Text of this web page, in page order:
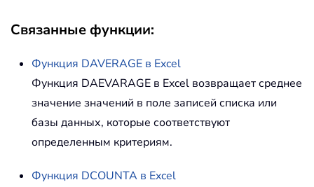
Связанные функции:
Функция DAVERAGE в Excel
Функция DAEVARAGE в Excel возвращает среднее
значение значений в поле записей списка или
базы данных, которые соответствуют
определенным критериям.
Функция DCOUNTA в Excel